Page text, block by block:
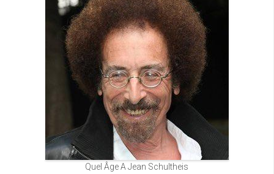
Quel Âge A Jean Schultheis